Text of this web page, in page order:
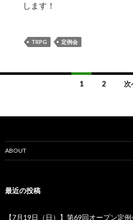
します！
TRPG 定例会
ナ
ゲ
シ
1 2 次
ABOUT
最近の投稿
【7月19日（日）】第69回オープン定